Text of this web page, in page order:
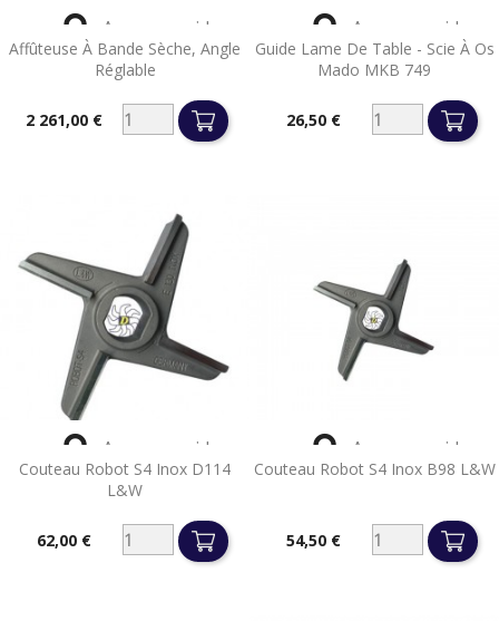
Affûteuse À Bande Sèche, Angle
Réglable
Prix2 261,00 €
 Aperçu rapide
Guide Lame De Table - Scie À Os
Mado MKB 749
26,50 €
 Aperçu rapide
Couteau Robot S4 Inox D114
L&W
62,00 €
 Aperçu rapide
Couteau Robot S4 Inox B98 L&W
54,50 €
 Aperçu rapide